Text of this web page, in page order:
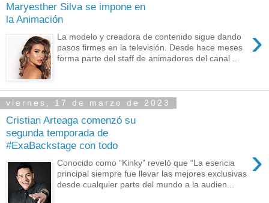
Maryesther Silva se impone en
la Animación
›
La modelo y creadora de contenido sigue dando
pasos firmes en la televisión. Desde hace meses
forma parte del staff de animadores del canal ...
viernes, 17 de marzo de 2023
Cristian Arteaga comenzó su
segunda temporada de
#ExaBackstage con todo
›
Conocido como “Kinky” reveló que “La esencia
principal siempre fue llevar las mejores exclusivas
desde cualquier parte del mundo a la audien...